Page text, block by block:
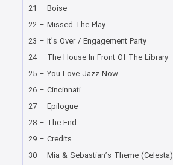
21 – Boise
22 – Missed The Play
23 – It’s Over / Engagement Party
24 – The House In Front Of The Library
25 – You Love Jazz Now
26 – Cincinnati
27 – Epilogue
28 – The End
29 – Credits
30 – Mia & Sebastian’s Theme (Celesta)